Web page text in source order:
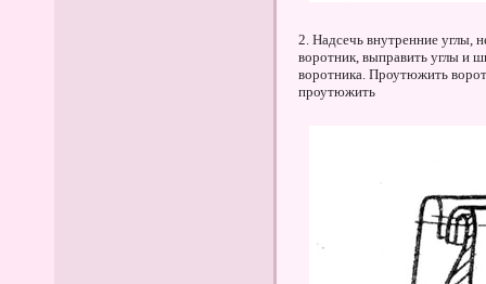
2. Надсечь внутренние углы,
воротник, выправить углы и
воротника. Проутюжить
проутюжить